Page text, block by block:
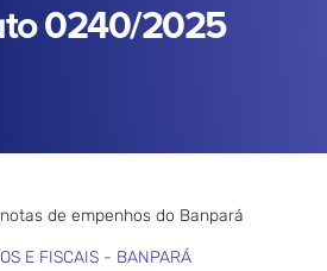
0240/2025
de empenhos do Banpará
E FISCAIS - BANPARÁ